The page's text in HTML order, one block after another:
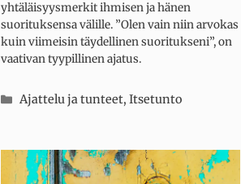
yhtäläisyysmerkit ihmisen ja hänen
suorituksensa välille. ”Olen vain niin arvokas
kuin viimeisin täydellinen suoritukseni”, on
vaativan tyypillinen ajatus.
Kategoriat
Ajattelu ja tunteet,Itsetunto